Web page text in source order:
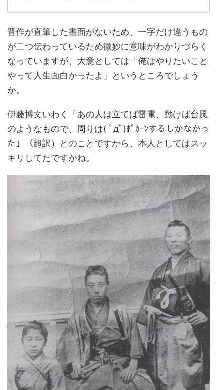
晋作が直筆した書面がないため、一字だけ違うもの
が二つ伝わっているため微妙に意味がわかりづらく
なっていますが、大意としては「俺はやりたいこと
やって人生面白かったよ」というところでしょう
か。
伊藤博文いわく「あの人は立てば雷電、動けば台風
のようなもので、周りは( ﾟдﾟ)ﾎﾟｶｰﾝするしかなかっ
た」（超訳）とのことですから、本人としてはスッ
キリしてたですかね。